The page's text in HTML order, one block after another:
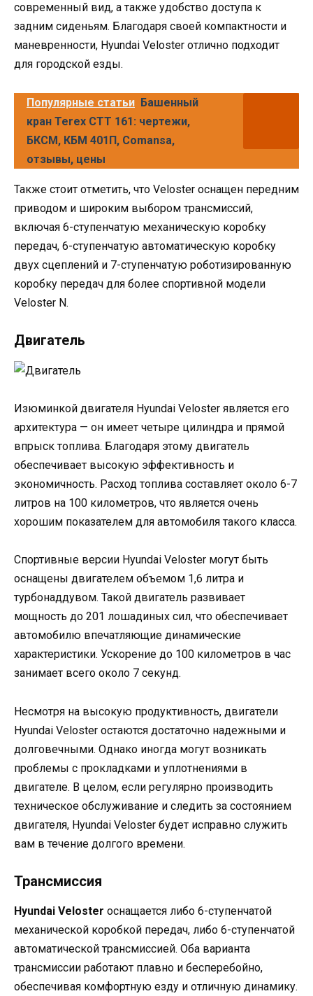
современный вид, а также удобство доступа к
задним сиденьям. Благодаря своей компактности и
маневренности, Hyundai Veloster отлично подходит
для городской езды.
Популярные статьи Башенный
кран Terex CTT 161: чертежи,
БКСМ, КБМ 401П, Comansa,
отзывы, цены
Также стоит отметить, что Veloster оснащен передним
приводом и широким выбором трансмиссий,
включая 6-ступенчатую механическую коробку
передач, 6-ступенчатую автоматическую коробку
двух сцеплений и 7-ступенчатую роботизированную
коробку передач для более спортивной модели
Veloster N.
Двигатель
Изюминкой двигателя Hyundai Veloster является его
архитектура — он имеет четыре цилиндра и прямой
впрыск топлива. Благодаря этому двигатель
обеспечивает высокую эффективность и
экономичность. Расход топлива составляет около 6-7
литров на 100 километров, что является очень
хорошим показателем для автомобиля такого класса.
Спортивные версии Hyundai Veloster могут быть
оснащены двигателем объемом 1,6 литра и
турбонаддувом. Такой двигатель развивает
мощность до 201 лошадиных сил, что обеспечивает
автомобилю впечатляющие динамические
характеристики. Ускорение до 100 километров в час
занимает всего около 7 секунд.
Несмотря на высокую продуктивность, двигатели
Hyundai Veloster остаются достаточно надежными и
долговечными. Однако иногда могут возникать
проблемы с прокладками и уплотнениями в
двигателе. В целом, если регулярно производить
техническое обслуживание и следить за состоянием
двигателя, Hyundai Veloster будет исправно служить
вам в течение долгого времени.
Трансмиссия
Hyundai Veloster оснащается либо 6-ступенчатой
механической коробкой передач, либо 6-ступенчатой
автоматической трансмиссией. Оба варианта
трансмиссии работают плавно и бесперебойно,
обеспечивая комфортную езду и отличную динамику.